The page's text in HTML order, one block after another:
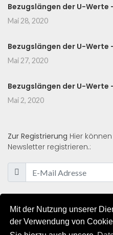
Mit der Nutzung unserer
der Verwendung von
Bezugslängen der U-Werte
Mai 28, 2020
Bezugslängen der U-
Mai 27, 2020
Bezugslängen der U-Werte
Mai 2, 2020
Zur Registrierung Hier
Newsletter registrieren.: